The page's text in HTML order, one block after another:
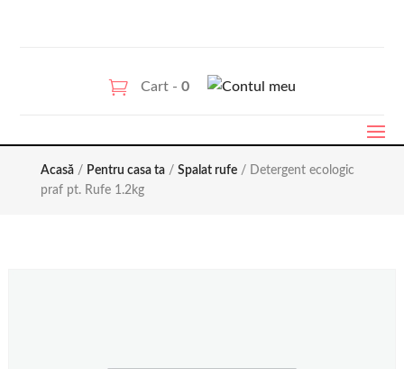
Cart - 0
Acasă/ Pentru casa ta/ Spalat rufe/ Detergent ecologic
praf pt. Rufe 1.2kg